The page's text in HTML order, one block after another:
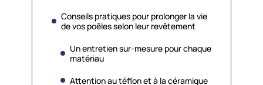
Conseils pratiques pour prolonger la vie
de vos poêles selon leur revêtement
Un entretien sur-mesure pour chaque
matériau
Attention au téflon et à la céramique